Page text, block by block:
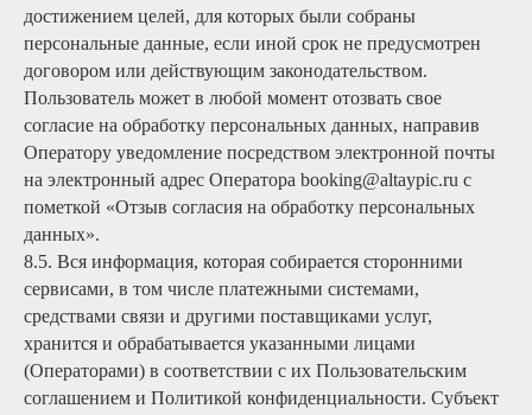
достижением целей, для которых были собраны
персональные данные, если иной срок не предусмотрен
договором или действующим законодательством.
Пользователь может в любой момент отозвать свое
согласие на обработку персональных данных, направив
Оператору уведомление посредством электронной почты
на электронный адрес Оператора booking@altaypic.ru с
пометкой «Отзыв согласия на обработку персональных
данных».
8.5. Вся информация, которая собирается сторонними
сервисами, в том числе платежными системами,
средствами связи и другими поставщиками услуг,
хранится и обрабатывается указанными лицами
(Операторами) в соответствии с их Пользовательским
соглашением и Политикой конфиденциальности. Субъект
Политика обработки ПД
ИП САПРЫКИНА ЮЛИЯ СЕРГЕЕВНА
ОГРНИП 318547600152677
НОМЕР РЕЕСТРОВОЙ ЗАПИСИ: С042025012553
Продвижение бизнеса в интернете